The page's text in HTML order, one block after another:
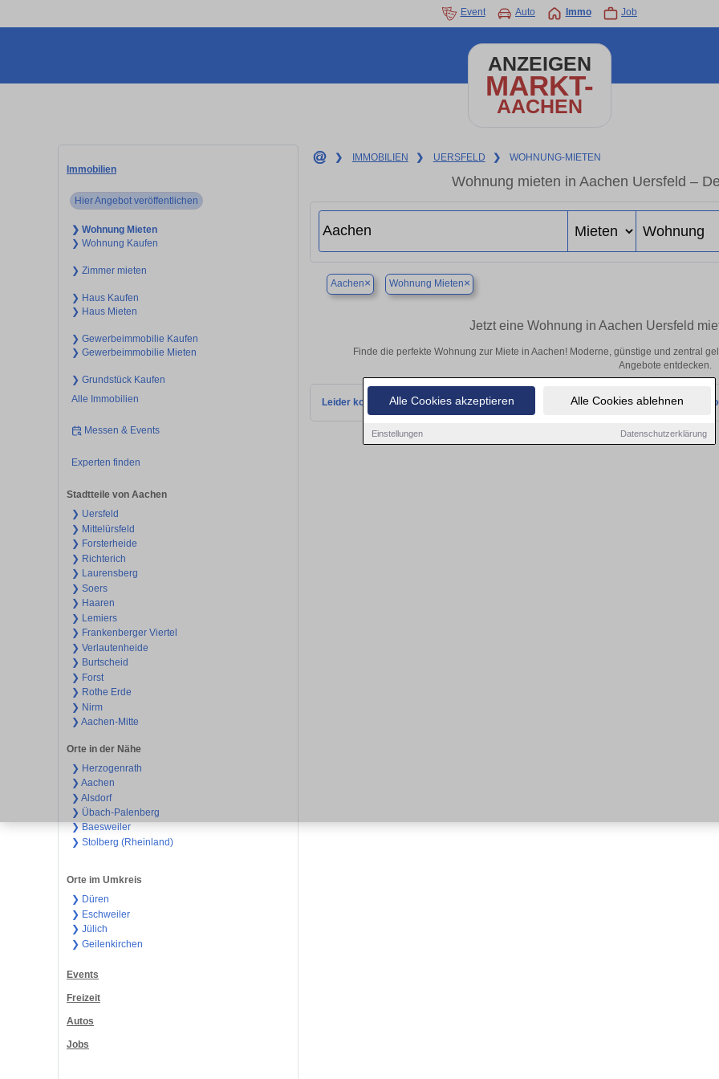
Alle Cookies akzeptieren Alle Cookies ablehnen
Einstellungen Datenschutzerklärung
Event Auto Immo Job
ANZEIGEN
MARKT-
AACHEN
Immobilien
Hier Angebot veröffentlichen
❯ Wohnung Mieten
❯ Wohnung Kaufen
❯ Zimmer mieten
❯ Haus Kaufen
❯ Haus Mieten
❯ Gewerbeimmobilie Kaufen
❯ Gewerbeimmobilie Mieten
❯ Grundstück Kaufen
Alle Immobilien
Messen & Events
Experten finden
Stadtteile von Aachen
❯ Uersfeld
❯ Mittelürsfeld
❯ Forsterheide
❯ Richterich
❯ Laurensberg
❯ Soers
❯ Haaren
❯ Lemiers
❯ Frankenberger Viertel
❯ Verlautenheide
❯ Burtscheid
❯ Forst
❯ Rothe Erde
❯ Nirm
❯ Aachen-Mitte
Orte in der Nähe
❯ Herzogenrath
❯ Aachen
❯ Alsdorf
❯ Übach-Palenberg
❯ Baesweiler
❯ Stolberg (Rheinland)
Orte im Umkreis
❯ Düren
❯ Eschweiler
❯ Jülich
❯ Geilenkirchen
Events
Freizeit
Autos
Jobs
❯ IMMOBILIEN ❯ UERSFELD ❯ WOHNUNG-MIETEN
Wohnung mieten in Aachen Uersfeld –
Aachen× Wohnung Mieten×
Jetzt eine Wohnung in Aachen Uersfeld
Finde die perfekte Wohnung zur Miete in Aachen! Moderne, günstige und zentral
Angebote entdecken.
Leider konnten wir derzeit keine passenden Objekte finden. Schauen Sie bald wieder